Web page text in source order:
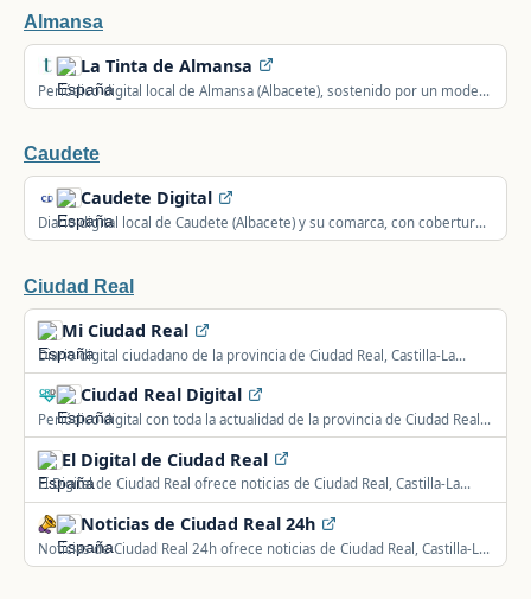
Almansa
La Tinta de Almansa
Periódico digital local de Almansa (Albacete), sostenido por un modelo
de mecenazgo ciudadano, con cobertura provincial y comarcal.
Caudete
Caudete Digital
Diario digital local de Caudete (Albacete) y su comarca, con cobertura
también de Almansa, Villena y Yecla, integrado en la Red de
Ciudad Real
Mi Ciudad Real
Diario digital ciudadano de la provincia de Ciudad Real, Castilla-La
Mancha, España.
Ciudad Real Digital
Periódico digital con toda la actualidad de la provincia de Ciudad Real,
Castilla-La Mancha.
El Digital de Ciudad Real
El Digital de Ciudad Real ofrece noticias de Ciudad Real, Castilla-La
Mancha, España: política local, seguridad, deportes, sucesos y
actualidad del municipio y su comarca.
Noticias de Ciudad Real 24h
Noticias de Ciudad Real 24h ofrece noticias de Ciudad Real, Castilla-La
Mancha, España: información local, política, seguridad y actualidad de